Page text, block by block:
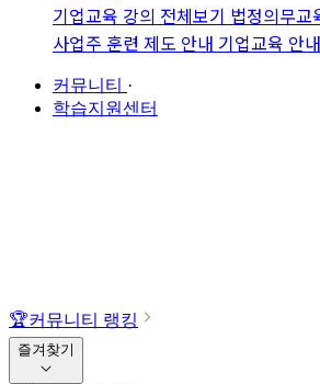
기업교육 강의 전체보기 법정의무교
사업주 훈련 제도 안내 기업교육 안
커뮤니티 ·
학습지원센터
🏆커뮤니티 랭킹
즐겨찾기